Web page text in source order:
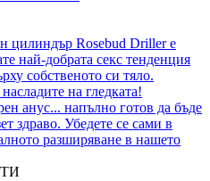
цилиндър Rosebud Driller е
най-добрата секс тенденция
собственото си тяло.
на гледката!
анус... напълно готов да бъде
здраво. Убедете се сами в
разширяване в нашето